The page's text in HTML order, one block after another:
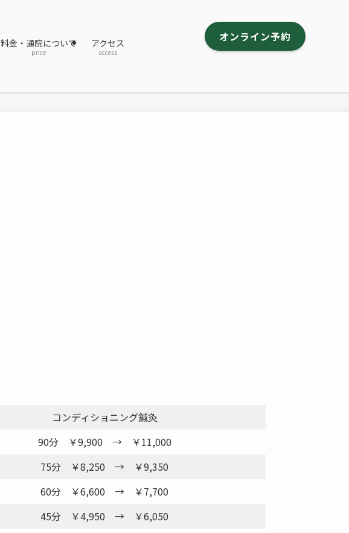
料金・通院について
price
アクセス
access
オンライン予約
コンディショニング鍼灸
90分 ￥9,900 → ￥11,000
75分 ￥8,250 → ￥9,350
60分 ￥6,600 → ￥7,700
45分 ￥4,950 → ￥6,050